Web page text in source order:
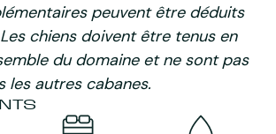
peuvent être déduits
chiens doivent être tenus en
du domaine et ne sont pas
les autres cabanes.